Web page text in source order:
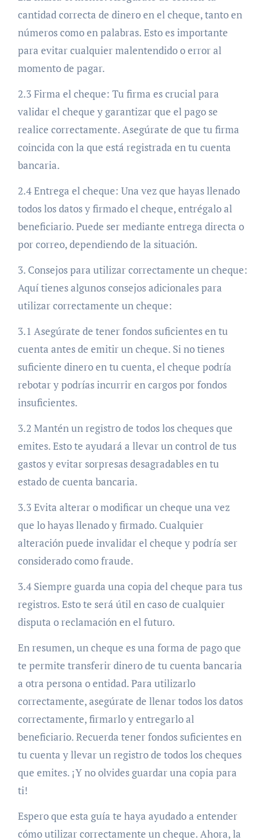
cantidad correcta de dinero en el cheque, tanto en
números como en palabras. Esto es importante
para evitar cualquier malentendido o error al
momento de pagar.
2.3 Firma el cheque: Tu firma es crucial para
validar el cheque y garantizar que el pago se
realice correctamente. Asegúrate de que tu firma
coincida con la que está registrada en tu cuenta
bancaria.
2.4 Entrega el cheque: Una vez que hayas llenado
todos los datos y firmado el cheque, entrégalo al
beneficiario. Puede ser mediante entrega directa o
por correo, dependiendo de la situación.
3. Consejos para utilizar correctamente un cheque:
Aquí tienes algunos consejos adicionales para
utilizar correctamente un cheque:
3.1 Asegúrate de tener fondos suficientes en tu
cuenta antes de emitir un cheque. Si no tienes
suficiente dinero en tu cuenta, el cheque podría
rebotar y podrías incurrir en cargos por fondos
insuficientes.
3.2 Mantén un registro de todos los cheques que
emites. Esto te ayudará a llevar un control de tus
gastos y evitar sorpresas desagradables en tu
estado de cuenta bancaria.
3.3 Evita alterar o modificar un cheque una vez
que lo hayas llenado y firmado. Cualquier
alteración puede invalidar el cheque y podría ser
considerado como fraude.
3.4 Siempre guarda una copia del cheque para tus
registros. Esto te será útil en caso de cualquier
disputa o reclamación en el futuro.
En resumen, un cheque es una forma de pago que
te permite transferir dinero de tu cuenta bancaria
a otra persona o entidad. Para utilizarlo
correctamente, asegúrate de llenar todos los datos
correctamente, firmarlo y entregarlo al
beneficiario. Recuerda tener fondos suficientes en
tu cuenta y llevar un registro de todos los cheques
que emites. ¡Y no olvides guardar una copia para
ti!
Espero que esta guía te haya ayudado a entender
cómo utilizar correctamente un cheque. Ahora, la